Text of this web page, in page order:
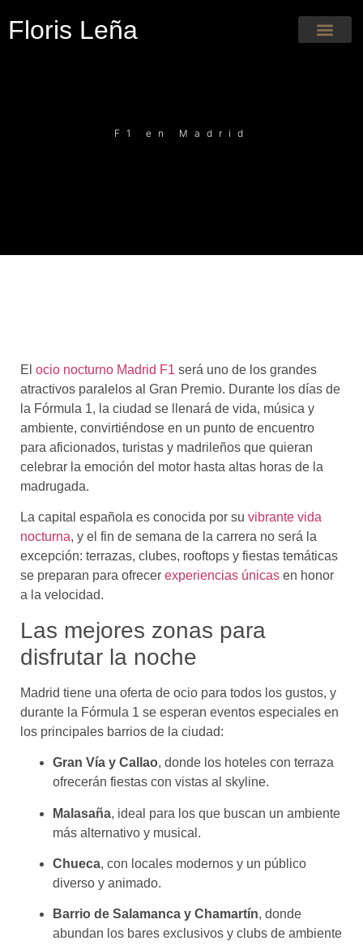
Floris Leña
F1 en Madrid
El ocio nocturno Madrid F1 será uno de los grandes
atractivos paralelos al Gran Premio. Durante los días de
la Fórmula 1, la ciudad se llenará de vida, música y
ambiente, convirtiéndose en un punto de encuentro
para aficionados, turistas y madrileños que quieran
celebrar la emoción del motor hasta altas horas de la
madrugada.
La capital española es conocida por su vibrante vida
nocturna, y el fin de semana de la carrera no será la
excepción: terrazas, clubes, rooftops y fiestas temáticas
se preparan para ofrecer experiencias únicas en honor
a la velocidad.
Las mejores zonas para
disfrutar la noche
Madrid tiene una oferta de ocio para todos los gustos, y
durante la Fórmula 1 se esperan eventos especiales en
los principales barrios de la ciudad:
Gran Vía y Callao, donde los hoteles con terraza
ofrecerán fiestas con vistas al skyline.
Malasaña, ideal para los que buscan un ambiente
más alternativo y musical.
Chueca, con locales modernos y un público
diverso y animado.
Barrio de Salamanca y Chamartín, donde
abundan los bares exclusivos y clubs de ambiente